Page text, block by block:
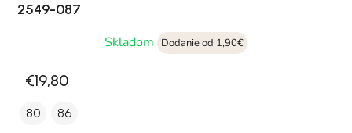
2549-087
Skladom
Dodanie od 1,90€
€19,80
80 86